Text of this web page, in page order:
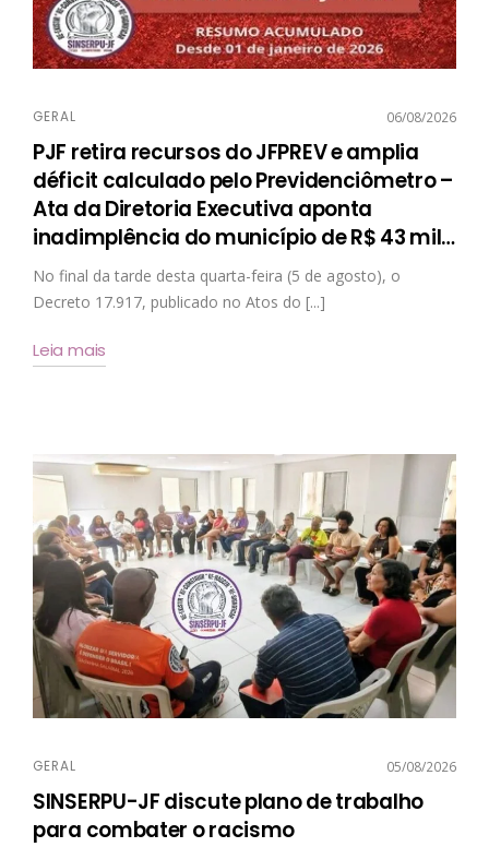
GERAL 06/08/2026
PJF retira recursos do JFPREV e amplia
déficit calculado pelo Previdenciômetro –
Ata da Diretoria Executiva aponta
inadimplência do município de R$ 43 mil…
No final da tarde desta quarta-feira (5 de agosto), o
Decreto 17.917, publicado no Atos do [...]
Leia mais
GERAL 05/08/2026
SINSERPU-JF discute plano de trabalho
para combater o racismo